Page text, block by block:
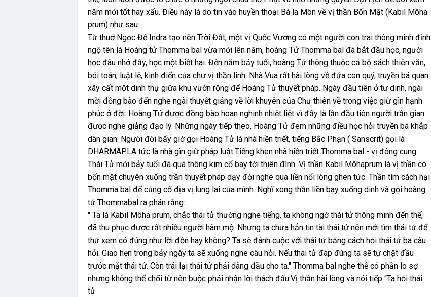
năm mới tốt hay xấu. Điều này là do tin vào huyền thoại Bà la Môn về vị thần Bốn Mặt (Kabil Môha
prum) như sau:
Từ thuở Ngọc Đế Indra tạo nên Trời Đất, một vị Quốc Vương có một người con trai thông minh đỉnh
ngộ tên là Hoàng tử Thomma bal vừa mới lên năm, hoàng Tử Thomma bal đã bắt đầu học, người
học đâu nhớ đấy, học một biết hai. Đến năm bảy tuổi, hoàng Tử thông thuộc cả bộ sách thiên văn,
bói toán, luật lệ, kinh điển của chư vị thần linh. Nhà Vua rất hài lòng về đứa con quý, truyền bá quan
xây cất một dinh thự giữa khu vườn rộng để Hoàng Tử thuyết pháp. Ngày đầu tiên ở tư dinh, ngài
mời đồng bào đến nghe ngài thuyết giảng về lời khuyên của Chư thiên về trong việc giữ gìn hạnh
phúc ở đời. Hoàng Tử được đồng bào hoan nghinh nhiệt liệt vì đấy là lần đầu tiên người trần gian
được nghe giảng đạo lý. Những ngày tiếp theo, Hoàng Tử đem những điều học hỏi truyền bá khắp
dân gian. Người đời bấy giờ gọi Hoàng Tử là nhà hiền triết, tiếng Bắc Phạn ( Sanscrit) gọi là
DHARMAPLA tức là nhà gìn giữ pháp luật.Tiếng khen nhà hiền triết Thomma bal - vị đông cung
Thái Tử mới bảy tuổi đã quá thông kim cổ bay tới thiên đình. Vị thần Kabil Môhaprum là vị thần có
bốn mặt chuyên xuống trần thuyết pháp dạy đời nghe qua liền nổi lòng ghen tức. Thần tìm cách hại
Thomma bal để củng cố địa vị lung lai của mình. Nghĩ xong thần liền bay xuống dinh và gọi hoàng
tử Thommabal ra phán rằng:
" Ta là Kabil Môha prum, chắc thái tử thường nghe tiếng, ta không ngờ thái tử thông minh đến thế,
đã thu phục được rất nhiều người hâm mộ. Nhưng ta chưa hẳn tin tài thái tử nên mới tìm thái tử để
thử xem có đúng như lời đồn hay không? Ta sẽ đánh cuộc với thái tử bằng cách hỏi thái tử ba câu
hỏi. Giao hẹn trong bảy ngày ta sẽ xuống nghe câu hỏi. Nếu thái tử đáp đúng ta sẽ tự chặt đầu
trước mặt thái tử. Còn trái lại thái tử phải dâng đầu cho ta." Thomma bal nghe thế có phần lo sợ
nhưng không thể chối từ nên buộc phải nhận lời thách đấu.Vị thần hài lòng và nói tiếp “Ta hỏi thái
tử